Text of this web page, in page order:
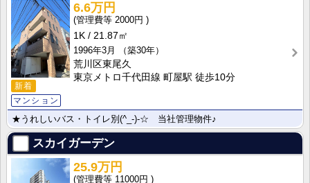
新着
マンション
6.6万円
2000円
1K
21.87㎡
1996年3月
（築30年）
荒川区東尾久
東京メトロ千代田線 町屋駅 徒歩10分
★うれしいバス・トイレ別(^_-)-☆ 当社管理物件♪
スカイガーデン
25.9万円
11000円